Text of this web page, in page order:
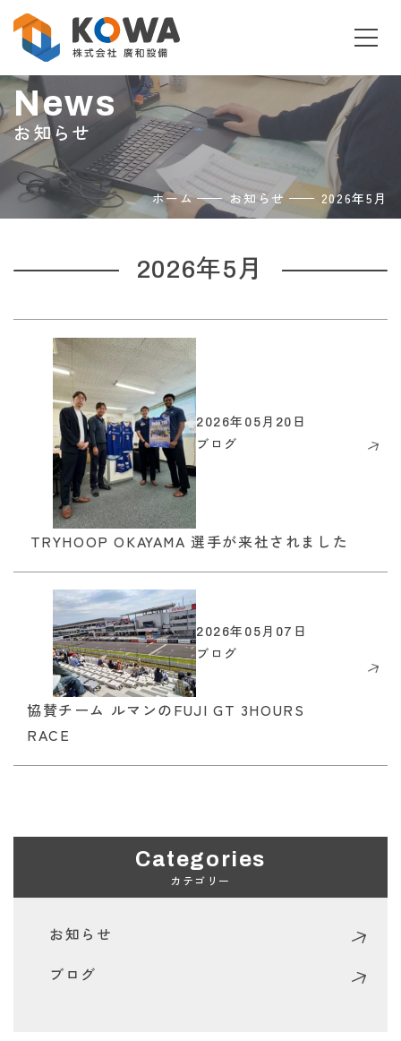
Skip
to
content
News
お知らせ
ホーム お知らせ 2026年5月
2026年5月
2026年05月20日
ブログ
TRYHOOP OKAYAMA 選手が来社されました
2026年05月07日
ブログ
協賛チーム ルマンのFUJI GT 3HOURS
RACE
Categories
カテゴリー
お知らせ
ブログ